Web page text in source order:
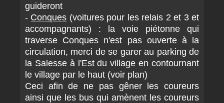
guideront
- Conques (voitures pour les relais 2 et 3 et
accompagnants) : la voie piétonne qui
traverse Conques n'est pas ouverte à la
circulation, merci de se garer au parking de
la Salesse à l'Est du village en contournant
le village par le haut (voir plan)
Ceci afin de ne pas gêner les coureurs
ainsi que les bus qui amènent les coureurs